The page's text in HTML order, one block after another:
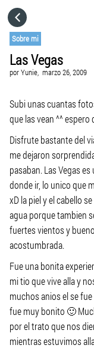
Sobre mi
Las Vegas
porYunie, marzo 26, 2009
Subi unas cuantas
que las vean ^^ espero
Disfrute bastante del
me dejaron
pasaban. Las Vegas
donde ir, lo unico que
xD la piel y el cabello
agua porque tambien
fuertes vientos y
acostumbrada.
Fue una bonita
mi tio que vive alla y
muchos anios el se
fue muy bonito 🙂
por el trato que nos
mientras estuvimos